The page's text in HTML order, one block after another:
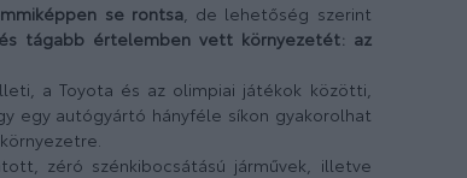
se rontsa, de lehetőség szerint
tágabb értelemben vett környezetét: az
a Toyota és az olimpiai játékok közötti,
egy autógyártó hányféle síkon gyakorolhat
zéró szénkibocsátású járművek, illetve